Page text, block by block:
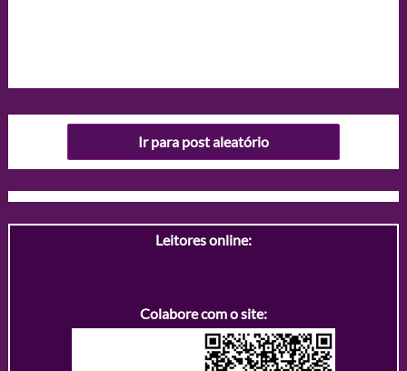
Ir para post aleatório
Leitores online:
Colabore com o site: